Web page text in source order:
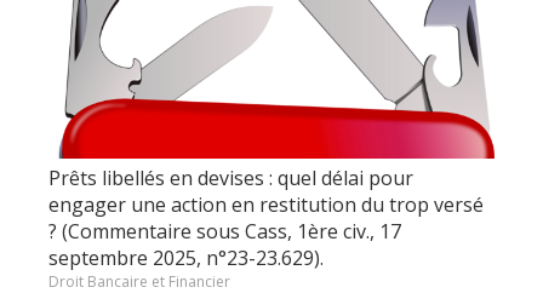
Prêts libellés en devises : quel délai pour
engager une action en restitution du trop versé
? (Commentaire sous Cass, 1ère civ., 17
septembre 2025, n°23-23.629).
Droit Bancaire et Financier